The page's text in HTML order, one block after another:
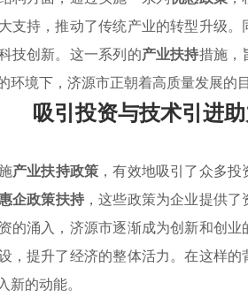
支持，推动了传统产业的转型升级
技创新。这一系列的产业扶持措施，
环境下，济源市正朝着高质量发展的
吸引投资与技术引进
产业扶持政策 ，有效地吸引了众多
企政策扶持，这些政策为企业提供
的涌入，济源市逐渐成为创新和创
，提升了经济的整体活力。在这样
的动能。